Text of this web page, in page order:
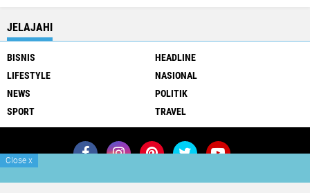
JELAJAHI
BISNIS
HEADLINE
LIFESTYLE
NASIONAL
NEWS
POLITIK
SPORT
TRAVEL
Join Now Redaksi Info Iklan
Close x